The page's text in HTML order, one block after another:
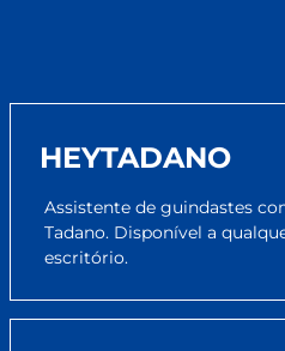
HEYTADANO
Assistente de guindastes
Tadano. Disponível a
escritório.